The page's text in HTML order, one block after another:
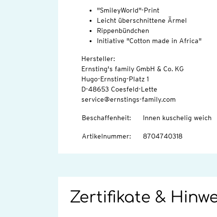
"SmileyWorld"-Print
Leicht überschnittene Ärmel
Rippenbündchen
Initiative "Cotton made in Africa"
Hersteller:
Ernsting's family GmbH & Co. KG
Hugo-Ernsting-Platz 1
D-48653 Coesfeld-Lette
service@ernstings-family.com
Beschaffenheit: Innen kuschelig weich
Artikelnummer: 8704740318
Zertifikate &